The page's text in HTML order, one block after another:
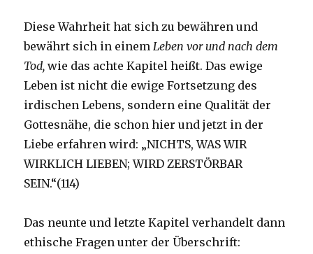
Diese Wahrheit hat sich zu bewähren und
bewährt sich in einemLeben vor und nach dem
Tod, wie das achte Kapitel heißt. Das ewige
Leben ist nicht die ewige Fortsetzung des
irdischen Lebens, sondern eine Qualität der
Gottesnähe, die schon hier und jetzt in der
Liebe erfahren wird: „NICHTS, WAS WIR
WIRKLICH LIEBEN; WIRD ZERSTÖRBAR
SEIN.“(114)
Das neunte und letzte Kapitel verhandelt dann
ethische Fragen unter der Überschrift: